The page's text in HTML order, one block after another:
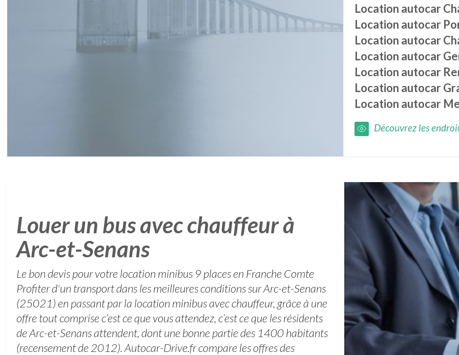
Location autocar
Location autocar
Location autocar
Location autocar
Location autocar
Location autocar
Location autocar
Découvrez les
Louer un bus avec chauffeur à
Arc-et-Senans
Le bon devis pour votre location minibus 9 places en Franche Comte
Profiter d'un transport dans les meilleures conditions sur Arc-et-Senans
(25021) en passant par la location minibus avec chauffeur, grâce à une
offre tout comprise c’est ce que vous attendez, c’est ce que les résidents
de Arc-et-Senans attendent, dont une bonne partie des 1400 habitants
(recensement de 2012). Autocar-Drive.fr compare les offres des